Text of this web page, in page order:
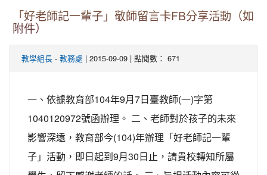
「好老師記一輩子」敬師留言卡FB分享活動（如
附件）
教學組長 - 教務處 | 2015-09-09 | 點閱數： 671
一、依據教育部104年9月7日臺教師(一)字第
1040120972號函辦理。 二、老師對於孩子的未來
影響深遠，教育部今(104)年辦理「好老師記一輩
子」活動，即日起到9月30日止，請貴校轉知所屬